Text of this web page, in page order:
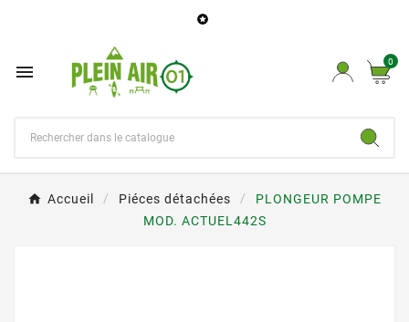

 0
Accueil Piéces détachées
PLONGEUR POMPE
MOD. ACTUEL442S